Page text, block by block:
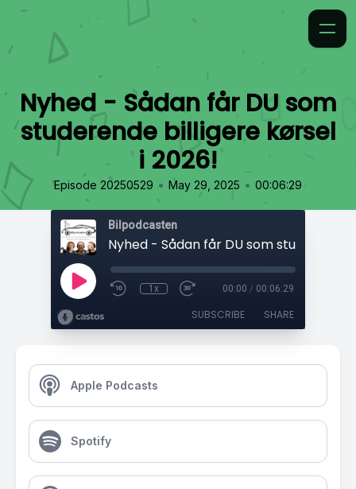
Nyhed - Sådan får DU som
studerende billigere kørsel
i 2026!
Episode 20250529 • May 29, 2025 • 00:06:29
Bilpodcasten
1x 00:00 / 00:06:29
SUBSCRIBE SHARE
Apple Podcasts
Spotify